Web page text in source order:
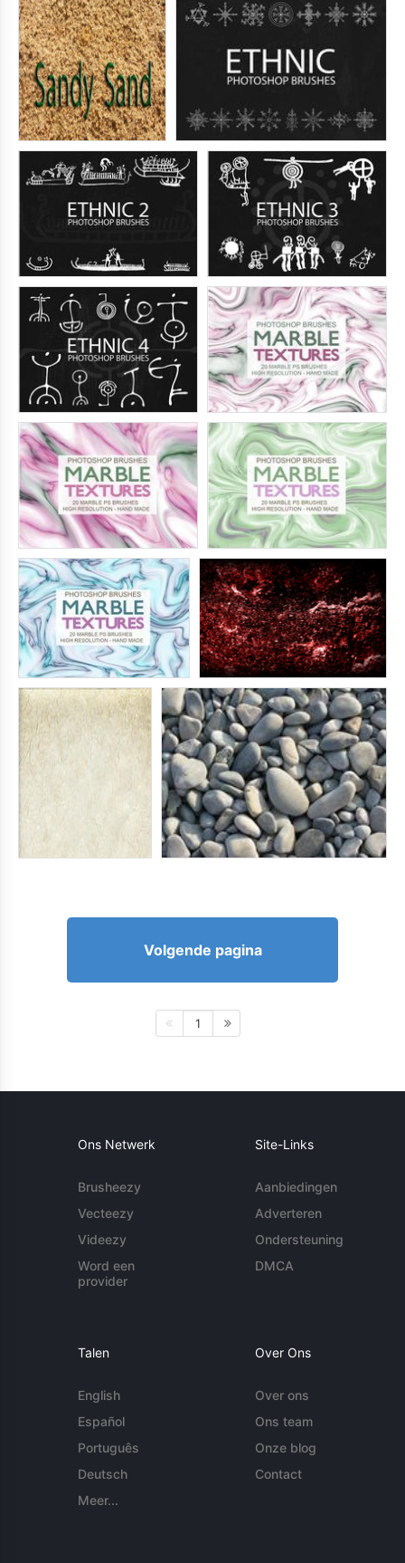
Volgende pagina
1
Ons Netwerk
Brusheezy
Vecteezy
Videezy
Word een
provider
Site-Links
Aanbiedingen
Adverteren
Ondersteuning
DMCA
Talen
English
Español
Português
Deutsch
Meer...
Over Ons
Over ons
Ons team
Onze blog
Contact